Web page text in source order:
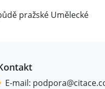
pražské Umělecké
E-mail: